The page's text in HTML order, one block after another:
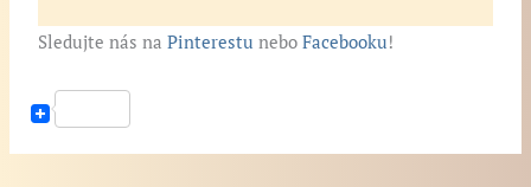
Sledujte nás naPinterestu neboFacebooku!